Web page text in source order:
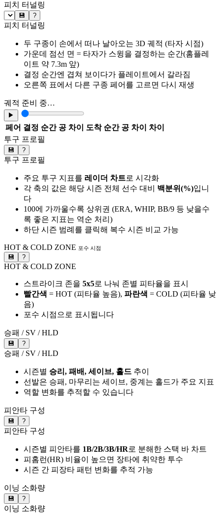
피치 터널링
💾 ?
피치 터널링
두 구종이 손에서 떠나 날아오는 3D 궤적 (타자 시점)
가운데 점선 면 = 타자가 스윙을 결정하는 순간(홈플레
이트 약 7.3m 앞)
결정 순간엔 겹쳐 보이다가 플레이트에서 갈라짐
오른쪽 표에서 다른 구종 페어를 고르면 다시 재생
궤적 준비 중…
▶
페어 결정 순간 공 차이 도착 순간 공 차이
차이
투구 프로필
💾 ?
투구 프로필
주요 투구 지표를 레이더 차트로 시각화
각 축의 값은 해당 시즌 전체 선수 대비 백분위(%)입니
다
100에 가까울수록 상위권 (ERA, WHIP, BB/9 등 낮을수
록 좋은 지표는 역순 처리)
하단 시즌 범례를 클릭해 복수 시즌 비교 가능
HOT & COLD ZONE 포수 시점
💾 ?
HOT & COLD ZONE
스트라이크 존을 5x5로 나눠 존별 피타율을 표시
빨간색 = HOT (피타율 높음), 파란색 = COLD (피타율 낮
음)
포수 시점으로 표시됩니다
승패 / SV / HLD
💾 ?
승패 / SV / HLD
시즌별 승리, 패배, 세이브, 홀드 추이
선발은 승패, 마무리는 세이브, 중계는 홀드가 주요 지표
역할 변화를 추적할 수 있습니다
피안타 구성
💾 ?
피안타 구성
시즌별 피안타를 1B/2B/3B/HR로 분해한 스택 바 차트
피홈런(HR) 비율이 높으면 장타에 취약한 투수
시즌 간 피장타 패턴 변화를 추적 가능
이닝 소화량
💾 ?
이닝 소화량